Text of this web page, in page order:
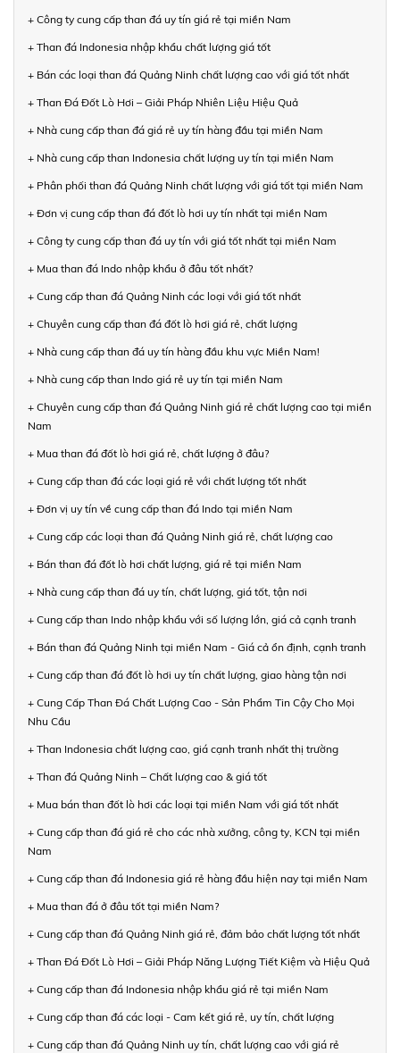
+ Công ty cung cấp than đá uy tín giá rẻ tại miền Nam
+ Than đá Indonesia nhập khẩu chất lượng giá tốt
+ Bán các loại than đá Quảng Ninh chất lượng cao với giá tốt nhất
+ Than Đá Đốt Lò Hơi – Giải Pháp Nhiên Liệu Hiệu Quả
+ Nhà cung cấp than đá giá rẻ uy tín hàng đầu tại miền Nam
+ Nhà cung cấp than Indonesia chất lượng uy tín tại miền Nam
+ Phân phối than đá Quảng Ninh chất lượng với giá tốt tại miền Nam
+ Đơn vị cung cấp than đá đốt lò hơi uy tín nhất tại miền Nam
+ Công ty cung cấp than đá uy tín với giá tốt nhất tại miền Nam
+ Mua than đá Indo nhập khẩu ở đâu tốt nhất?
+ Cung cấp than đá Quảng Ninh các loại với giá tốt nhất
+ Chuyên cung cấp than đá đốt lò hơi giá rẻ, chất lượng
+ Nhà cung cấp than đá uy tín hàng đầu khu vực Miền Nam!
+ Nhà cung cấp than Indo giá rẻ uy tín tại miền Nam
+ Chuyên cung cấp than đá Quảng Ninh giá rẻ chất lượng cao tại miền
Nam
+ Mua than đá đốt lò hơi giá rẻ, chất lượng ở đâu?
+ Cung cấp than đá các loại giá rẻ với chất lượng tốt nhất
+ Đơn vị uy tín về cung cấp than đá Indo tại miền Nam
+ Cung cấp các loại than đá Quảng Ninh giá rẻ, chất lượng cao
+ Bán than đá đốt lò hơi chất lượng, giá rẻ tại miền Nam
+ Nhà cung cấp than đá uy tín, chất lượng, giá tốt, tận nơi
+ Cung cấp than Indo nhập khẩu với số lượng lớn, giá cả cạnh tranh
+ Bán than đá Quảng Ninh tại miền Nam - Giá cả ổn định, cạnh tranh
+ Cung cấp than đá đốt lò hơi uy tín chất lượng, giao hàng tận nơi
+ Cung Cấp Than Đá Chất Lượng Cao - Sản Phẩm Tin Cậy Cho Mọi
Nhu Cầu
+ Than Indonesia chất lượng cao, giá cạnh tranh nhất thị trường
+ Than đá Quảng Ninh – Chất lượng cao & giá tốt
+ Mua bán than đốt lò hơi các loại tại miền Nam với giá tốt nhất
+ Cung cấp than đá giá rẻ cho các nhà xưởng, công ty, KCN tại miền
Nam
+ Cung cấp than đá Indonesia giá rẻ hàng đầu hiện nay tại miền Nam
+ Mua than đá ở đâu tốt tại miền Nam?
+ Cung cấp than đá Quảng Ninh giá rẻ, đảm bảo chất lượng tốt nhất
+ Than Đá Đốt Lò Hơi – Giải Pháp Năng Lượng Tiết Kiệm và Hiệu Quả
+ Cung cấp than đá Indonesia nhập khẩu giá rẻ tại miền Nam
+ Cung cấp than đá các loại - Cam kết giá rẻ, uy tín, chất lượng
+ Cung cấp than đá Quảng Ninh uy tín, chất lượng cao với giá rẻ